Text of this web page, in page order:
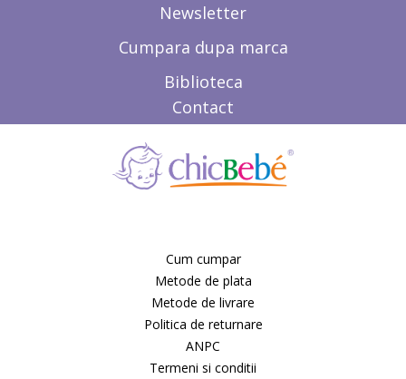
Newsletter
Cumpara dupa marca
Biblioteca
Contact
Cum cumpar
Metode de plata
Metode de livrare
Politica de returnare
ANPC
Termeni si conditii